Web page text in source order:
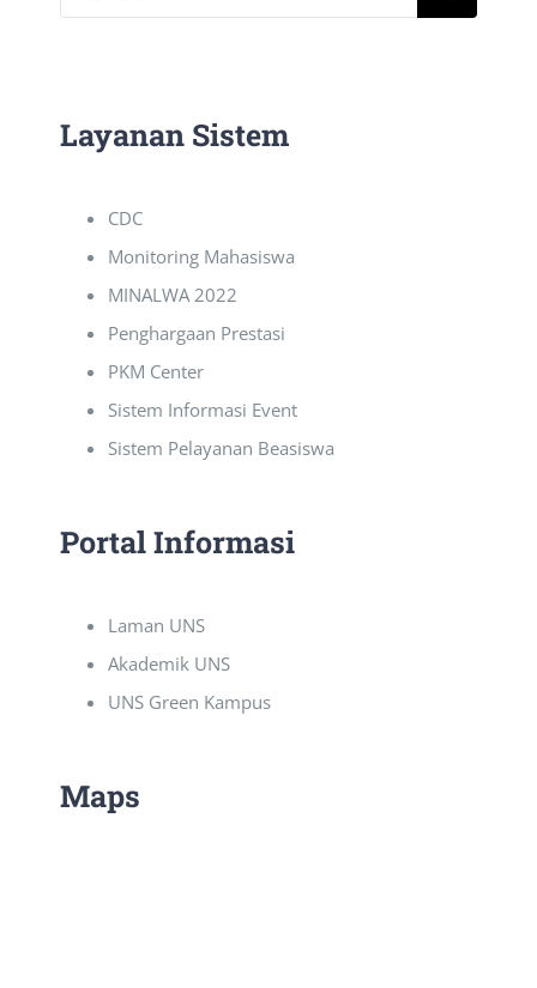
for:
Layanan Sistem
CDC
Monitoring Mahasiswa
MINALWA 2022
Penghargaan Prestasi
PKM Center
Sistem Informasi Event
Sistem Pelayanan Beasiswa
Portal Informasi
Laman UNS
Akademik UNS
UNS Green Kampus
Maps